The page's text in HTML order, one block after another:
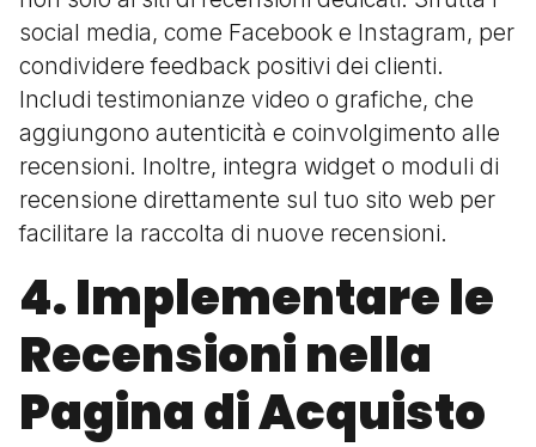
social media, come Facebook e Instagram, per
condividere feedback positivi dei clienti.
Includi testimonianze video o grafiche, che
aggiungono autenticità e coinvolgimento alle
recensioni. Inoltre, integra widget o moduli di
recensione direttamente sul tuo sito web per
facilitare la raccolta di nuove recensioni.
4. Implementare le
Recensioni nella
Pagina di Acquisto